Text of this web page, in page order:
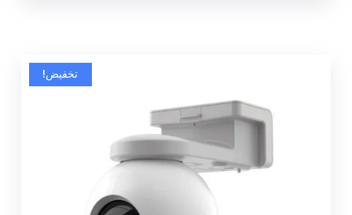
تخفيض!